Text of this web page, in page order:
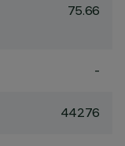
75.66
-
44276